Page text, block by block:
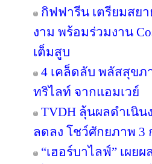
กิฟฟารีน เตรียมสย
งาม พร้อมร่วมงาน
เต็มสูบ
4 เคล็ดลับ พลัสสุข
ทริไลท์ จากแอมเวย์
TVDH ลุ้นผลดำเนิน
ลดลง โชว์ศักยภาพ 3
“เฮอร์บาไลฟ์” เผย